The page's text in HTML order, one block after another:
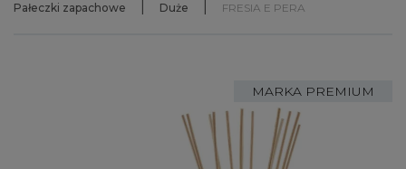
Pałeczki zapachowe
Duże FRESIA E PERA
MARKA PREMIUM